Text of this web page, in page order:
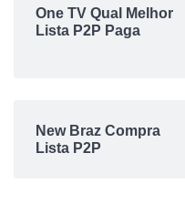
One TV Qual Melhor
Lista P2P Paga
New Braz Compra
Lista P2P